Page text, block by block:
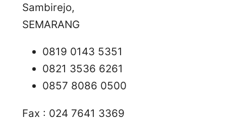
Sambirejo,
SEMARANG
0819 0143 5351
0821 3536 6261
0857 8086 0500
Fax : 024 7641 3369